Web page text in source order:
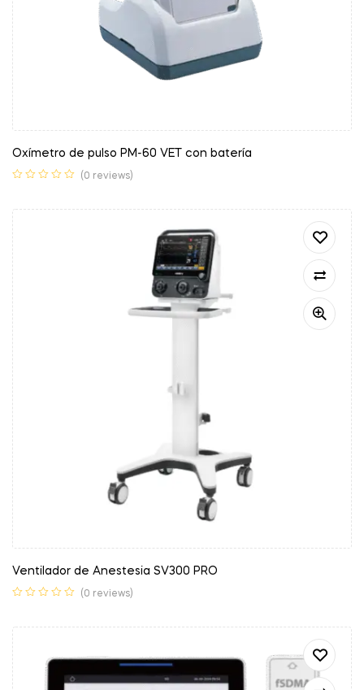
Oxímetro de pulso PM-60 VET con batería
(0 reviews)
Ventilador de Anestesia SV300 PRO
(0 reviews)